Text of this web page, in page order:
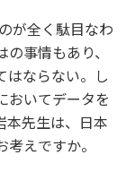
が全く駄目なわ
事情もあり、
はならない。し
おいてデータを
本先生は、日本
えですか。